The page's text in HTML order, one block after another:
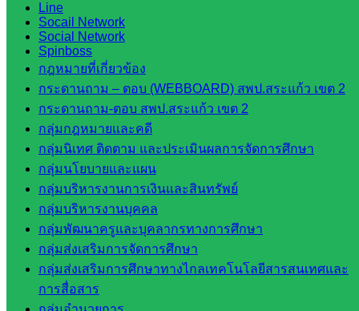
Line
Socail Network
Social Network
Spinboss
กฎหมายที่เกี่ยวข้อง
กระดานถาม – ตอบ (WEBBOARD) สพป.สระแก้ว เขต 2
กระดานถาม-ตอบ สพป.สระแก้ว เขต 2
กลุ่มกฎหมายและคดี
กลุ่มนิเทศ ติดตาม และประเมินผลการจัดการศึกษา
กลุ่มนโยบายและแผน
กลุ่มบริหารงานการเงินและสินทรัพย์
กลุ่มบริหารงานบุคคล
กลุ่มพัฒนาครูและบุคลากรทางการศึกษา
กลุ่มส่งเสริมการจัดการศึกษา
กลุ่มส่งเสริมการศึกษาทางไกลเทคโนโลยีสารสนเทศและ
การสื่อสาร
สพป.สระแก้ว
เขต 2
โรงเรียน
ในสังกัด
สพป.สระแก้ว
เขต 1
โรงเรียน
ในสังกัด
สพป.สระแก้ว
เขต 2
วิทยาลัย
เทคนิค
สระแก้ว
วิทยาลัย
เทคนิค